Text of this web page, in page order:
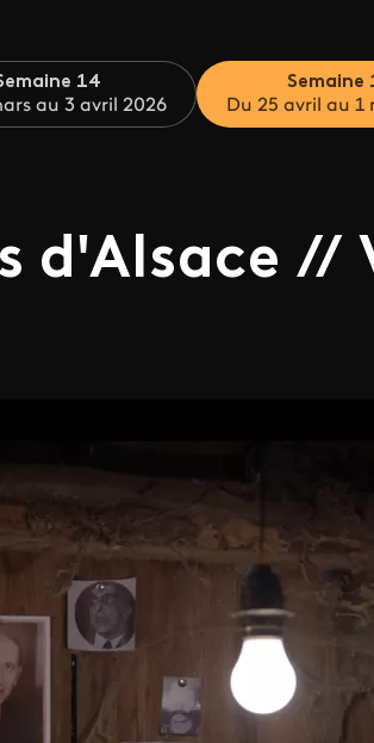
14
au 3 avril 2026
Semaine
Du 25 avril au 1
d'Alsace //